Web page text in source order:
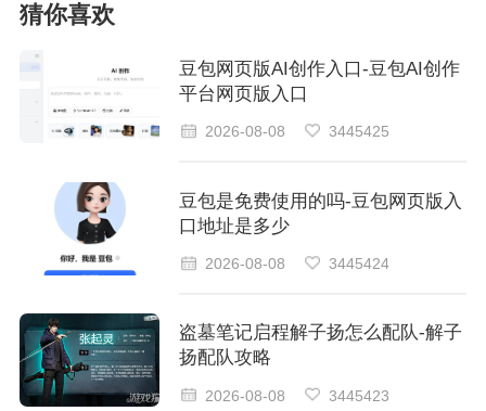
猜你喜欢
豆包网页版AI创作入口-豆包AI创作
平台网页版入口
2026-08-08 3445425
豆包是免费使用的吗-豆包网页版入
口地址是多少
2026-08-08 3445424
盗墓笔记启程解子扬怎么配队-解子
扬配队攻略
2026-08-08 3445423